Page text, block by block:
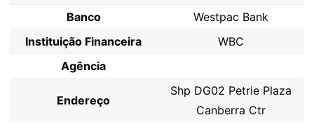
Banco
Westpac Bank
Instituição Financeira
WBC
Agência
Endereço
Shp DG02 Petrie Plaza
Canberra Ctr